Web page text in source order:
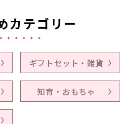
カテゴリー
ギフトセット・雑貨
知育・おもちゃ